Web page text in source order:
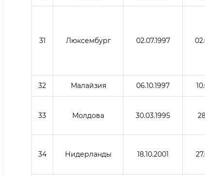
31 Люксембург 02.07.1997
32 Малайзия 06.10.1997
33 Молдова 30.03.1995
34 Нидерланды 18.10.2001